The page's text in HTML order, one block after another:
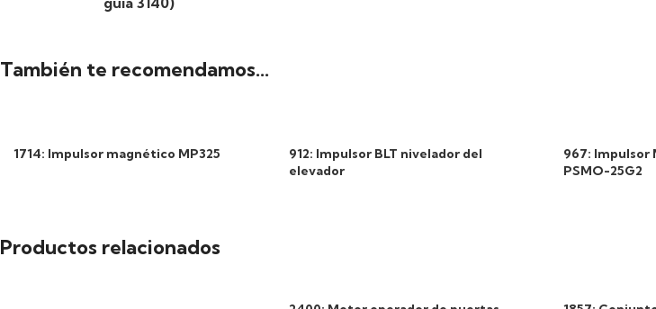
También te recomendamos…
1714: Impulsor magnético MP325
912: Impulsor BLT nivelador del
elevador
967: Impulsor
PSMO-25G2
Productos relacionados